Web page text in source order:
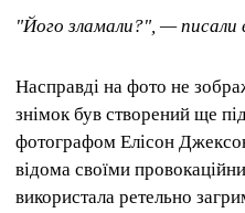
"Його зламали?", — писали
Насправді на фото не
знімок був створений ще
фотографом Елісон
відома своїми
використала ретельно